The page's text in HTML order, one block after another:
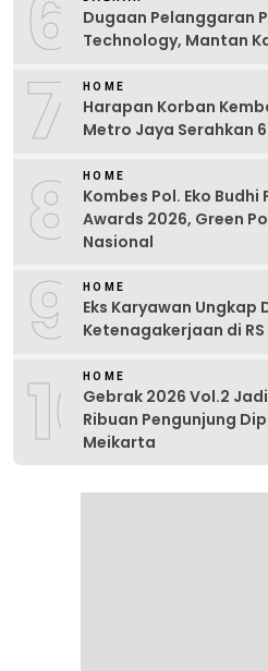
6
Dugaan Pelanggaran
Technology, Mantan
7 HOME
Harapan Korban
Metro Jaya Serahkan
8 HOME
Kombes Pol. Eko
Awards 2026, Green
Nasional
9 HOME
Eks Karyawan
Ketenagakerjaan di
10HOME
Gebrak 2026 Vol.2
Ribuan Pengunjung
Meikarta